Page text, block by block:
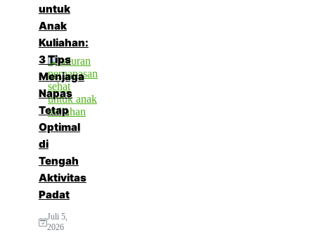
untuk
Anak
Kuliahan:
3 Tips
Menjaga
Napas
Tetap
Optimal
di
Tengah
Aktivitas
Padat
Juli 5,
2026